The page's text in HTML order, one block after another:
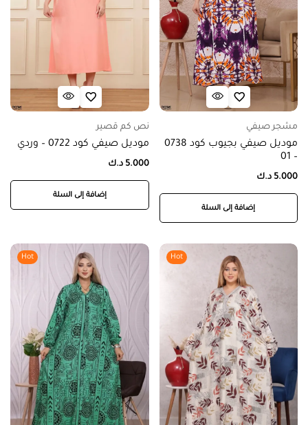
مشجر صيفي
موديل صيفي بجيوب كود 0738
– 01
5.000 د.ك
إضافة إلى السلة
نص كم قصير
موديل صيفي كود 0722 – وردي
5.000 د.ك
إضافة إلى السلة
Hot
Hot